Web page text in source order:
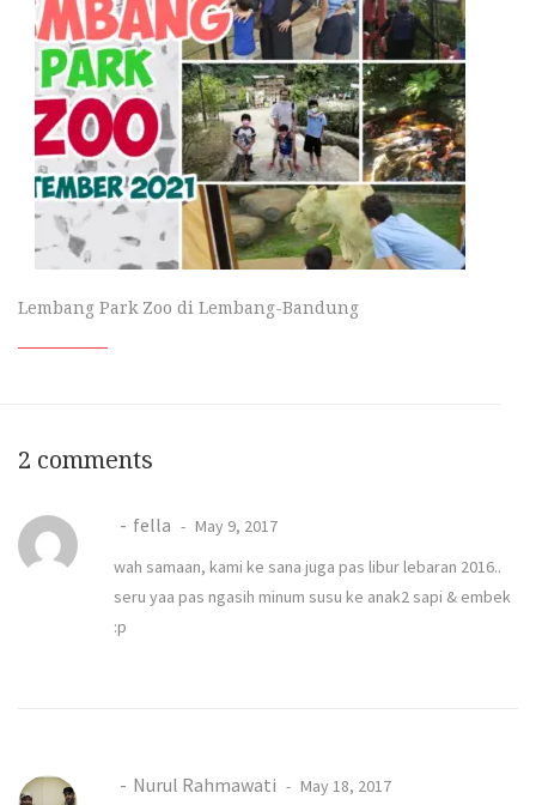
Lembang Park Zoo di Lembang-Bandung
2 comments
fella
May 9, 2017
wah samaan, kami ke sana juga pas libur lebaran 2016..
seru yaa pas ngasih minum susu ke anak2 sapi & embek
:p
Nurul Rahmawati
May 18, 2017